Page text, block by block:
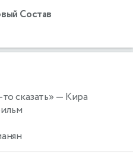
Состав
сказать» — Кира